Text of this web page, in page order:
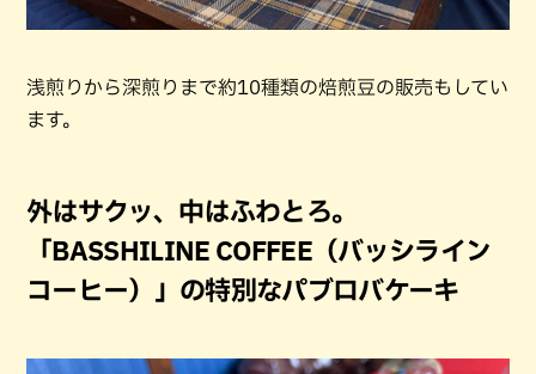
浅煎りから深煎りまで約10種類の焙煎豆の販売もしてい
ます。
外はサクッ、中はふわとろ。
「BASSHILINE COFFEE（バッシライン
コーヒー）」の特別なパブロバケーキ